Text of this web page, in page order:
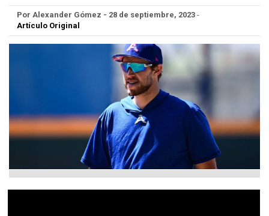
Por Alexander Gómez - 28 de septiembre, 2023 -
Artículo Original